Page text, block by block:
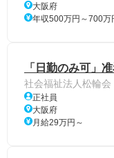
大阪府
年収500万円～700万
「日勤のみ可」
社会福祉法人松輪会
正社員
大阪府
月給29万円～